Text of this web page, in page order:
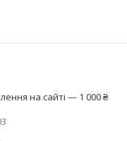
на сайті — 1 000 ₴